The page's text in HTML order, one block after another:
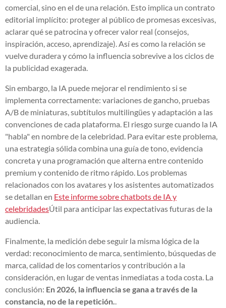
comercial, sino en el de una relación. Esto implica un contrato
editorial implícito: proteger al público de promesas excesivas,
aclarar qué se patrocina y ofrecer valor real (consejos,
inspiración, acceso, aprendizaje). Así es como la relación se
vuelve duradera y cómo la influencia sobrevive a los ciclos de
la publicidad exagerada.
Sin embargo, la IA puede mejorar el rendimiento si se
implementa correctamente: variaciones de gancho, pruebas
A/B de miniaturas, subtítulos multilingües y adaptación a las
convenciones de cada plataforma. El riesgo surge cuando la IA
"habla" en nombre de la celebridad. Para evitar este problema,
una estrategia sólida combina una guía de tono, evidencia
concreta y una programación que alterna entre contenido
premium y contenido de ritmo rápido. Los problemas
relacionados con los avatares y los asistentes automatizados
se detallan en Este informe sobre chatbots de IA y
celebridadesÚtil para anticipar las expectativas futuras de la
audiencia.
Finalmente, la medición debe seguir la misma lógica de la
verdad: reconocimiento de marca, sentimiento, búsquedas de
marca, calidad de los comentarios y contribución a la
consideración, en lugar de ventas inmediatas a toda costa. La
conclusión: En 2026, la influencia se gana a través de la
constancia, no de la repetición.